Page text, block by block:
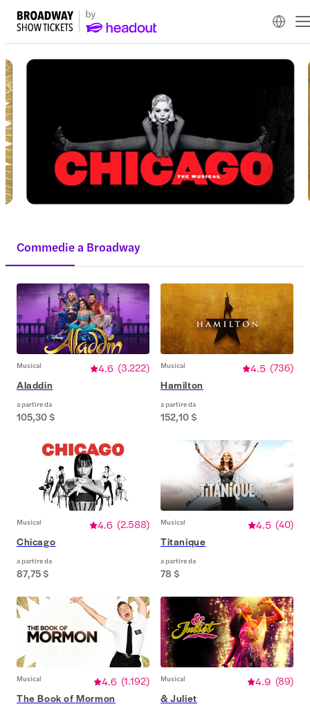
Commedie a Broadway
Musical 4.6 (3.222)
Aladdin
a partire da
105,30 $
Musical 4.5 (736)
Hamilton
a partire da
152,10 $
Musical 4.6 (2.588)
Chicago
a partire da
87,75 $
Musical 4.5 (40)
Titanique
a partire da
78 $
Musical 4.6 (1.192)
The Book of Mormon
Musical 4.9 (89)
& Juliet